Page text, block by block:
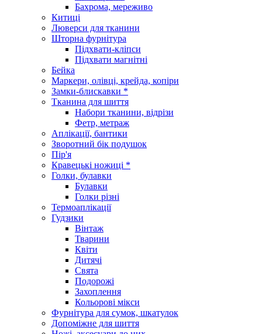
Бахрома, мереживо
Китиці
Люверси для тканини
Шторна фурнітура
Підхвати-кліпси
Підхвати магнітні
Бейка
Маркери, олівці, крейда, копіри
Замки-блискавки *
Тканина для шиття
Набори тканини, відрізи
Фетр, метраж
Аплікації, бантики
Зворотний бік подушок
Пір'я
Кравецькі ножиці *
Голки, булавки
Булавки
Голки різні
Термоаплікації
Гудзики
Вінтаж
Тварини
Квіти
Дитячі
Свята
Подорожі
Захоплення
Кольорові мікси
Фурнітура для сумок, шкатулок
Допоміжне для шиття